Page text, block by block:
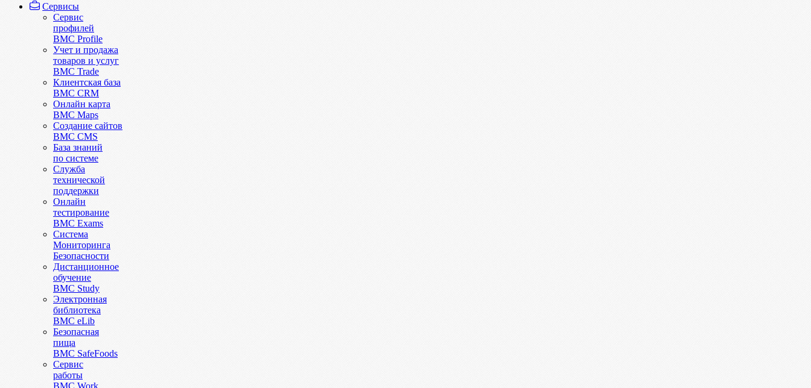
Сервисы
Сервис
профилей
BMC Profile
Учет и продажа
товаров и услуг
BMC Trade
Клиентская база
BMC CRM
Онлайн карта
BMC Maps
Создание сайтов
BMC CMS
База знаний
по системе
Служба
технической
поддержки
Онлайн
тестирование
BMC Exams
Система
Мониторинга
Безопасности
Дистанционное
обучение
BMC Study
Электронная
библиотека
BMC eLib
Безопасная
пища
BMC SafeFoods
Сервис
работы
BMC Work